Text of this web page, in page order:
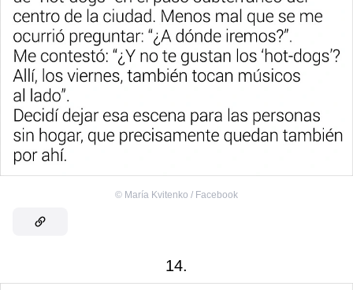
© María Kvitenko / Facebook
14.